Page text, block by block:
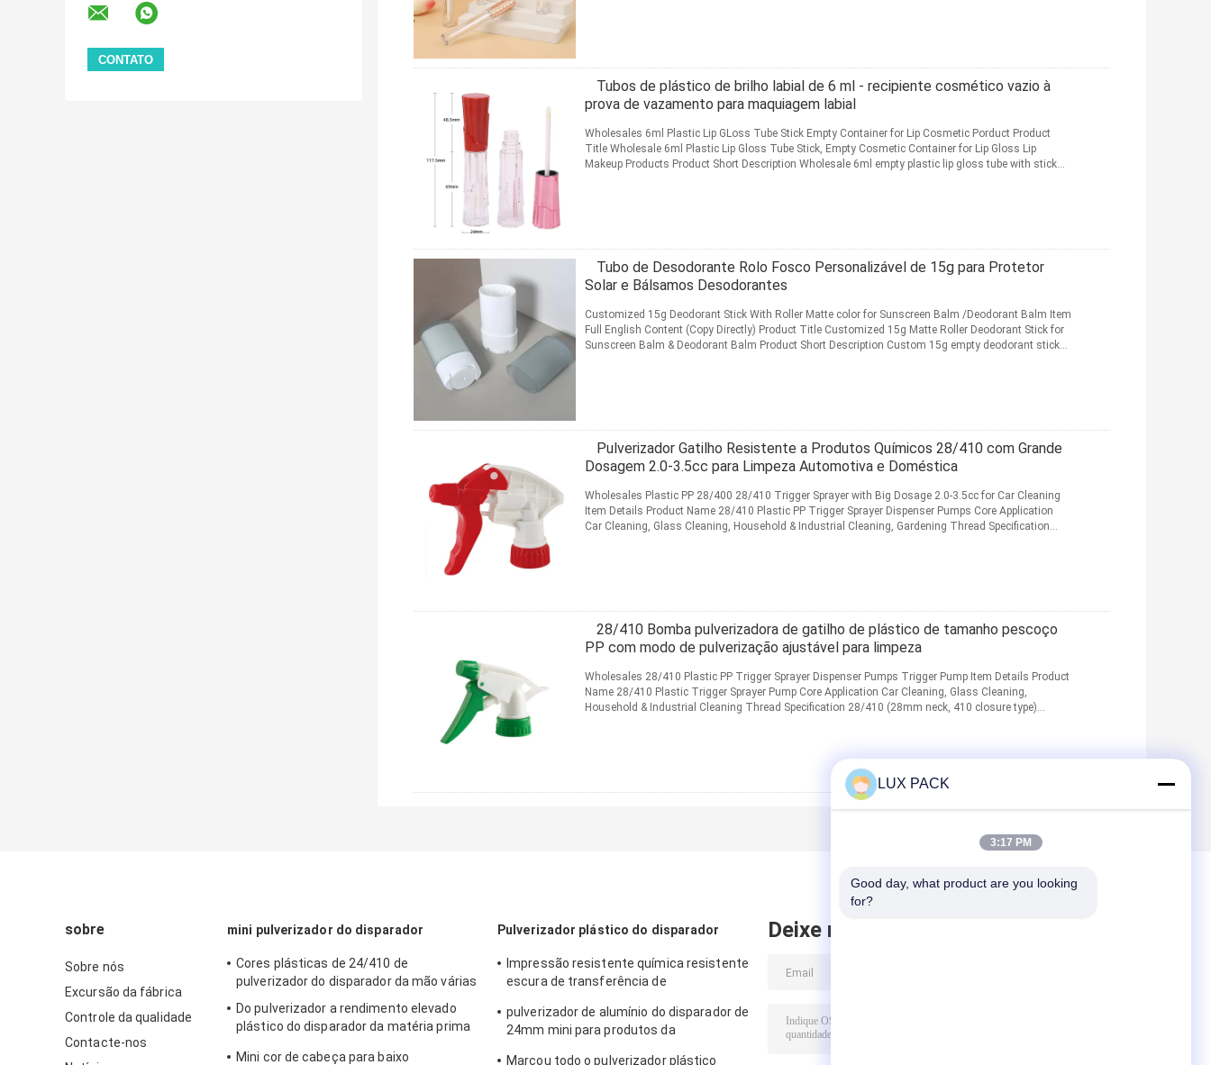
Tubos de plástico de brilho labial de 6 ml - recipiente cosmético vazio à
prova de vazamento para maquiagem labial
Wholesales 6ml Plastic Lip GLoss Tube Stick Empty Container for Lip Cosmetic Porduct Product
Title Wholesale 6ml Plastic Lip Gloss Tube Stick, Empty Cosmetic Container for Lip Gloss Lip
Makeup Products Product Short Description Wholesale 6ml empty plastic lip gloss tube with stick
Tubo de Desodorante Rolo Fosco Personalizável de 15g para Protetor
Solar e Bálsamos Desodorantes
Customized 15g Deodorant Stick With Roller Matte color for Sunscreen Balm /Deodorant Balm Item
Full English Content (Copy Directly) Product Title Customized 15g Matte Roller Deodorant Stick for
Sunscreen Balm & Deodorant Balm Product Short Description Custom 15g empty deodorant stick
Pulverizador Gatilho Resistente a Produtos Químicos 28/410 com Grande
Dosagem 2.0-3.5cc para Limpeza Automotiva e Doméstica
Wholesales Plastic PP 28/400 28/410 Trigger Sprayer with Big Dosage 2.0-3.5cc for Car Cleaning
Item Details Product Name 28/410 Plastic PP Trigger Sprayer Dispenser Pumps Core Application
Car Cleaning, Glass Cleaning, Household & Industrial Cleaning, Gardening Thread Specification
28/410 Bomba pulverizadora de gatilho de plástico de tamanho pescoço
PP com modo de pulverização ajustável para limpeza
Wholesales 28/410 Plastic PP Trigger Sprayer Dispenser Pumps Trigger Pump Item Details Product
Name 28/410 Plastic Trigger Sprayer Pump Core Application Car Cleaning, Glass Cleaning,
Household & Industrial Cleaning Thread Specification 28/410 (28mm neck, 410 closure type)
sobre
Sobre nós
Excursão da fábrica
Controle da qualidade
Contacte-nos
mini pulverizador do disparador
Cores plásticas de 24/410 de
pulverizador do disparador da mão várias
Do pulverizador a rendimento elevado
plástico do disparador da matéria prima
Mini cor de cabeça para baixo
Pulverizador plástico do disparador
Impressão resistente química resistente
escura de transferência de
disparador
pulverizador de alumínio do disparador de
24mm mini para produtos da
Marcou todo o pulverizador plástico
Deixe mensagem
LUX PACK
3:17 PM
Good day, what product are you looking
for?